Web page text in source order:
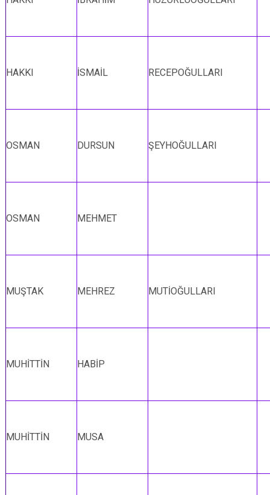
HAKKI İSMAİL RECEPOĞULLARI
OSMAN DURSUN ŞEYHOĞULLARI
OSMAN MEHMET
MUŞTAK MEHREZ MUTİOĞULLARI
MUHİTTİN HABİP
MUHİTTİN MUSA